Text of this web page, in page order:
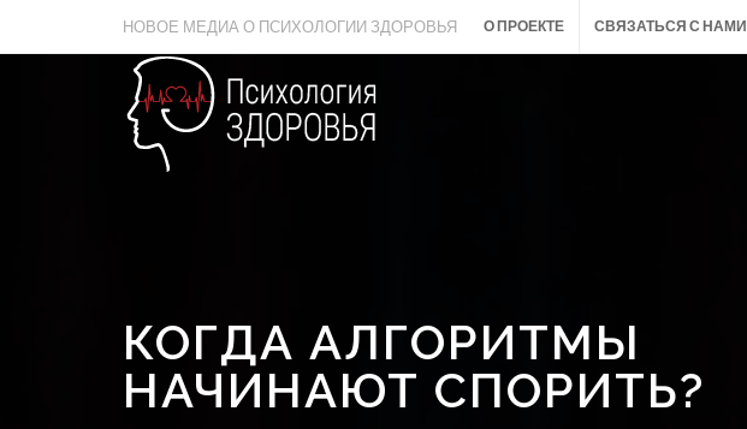
НОВОЕ МЕДИА О ПСИХОЛОГИИ ЗДОРОВЬЯ О ПРОЕКТЕ СВЯЗАТЬСЯ С НАМИ
КОГДА АЛГОРИТМЫ
НАЧИНАЮТ СПОРИТЬ?